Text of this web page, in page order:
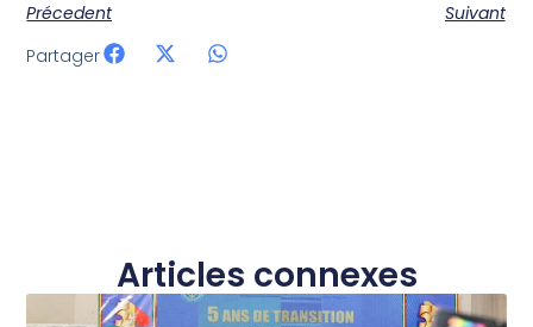
Précedent
Suivant
Partager
Articles connexes